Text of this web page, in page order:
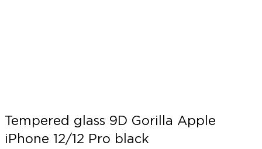
Tempered glass 9D Gorilla Apple
iPhone 12/12 Pro black